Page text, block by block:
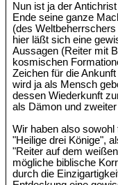
Nun ist ja der
Ende seine ganze
(des
hier läßt sich eine
Aussagen (Reiter mit
kosmischen
Zeichen für die
wird ja als Mensch
dessen Wiederkunft
als Dämon und
Wir haben also
"Heilige drei Könige",
"Reiter auf dem
mögliche biblische
durch die